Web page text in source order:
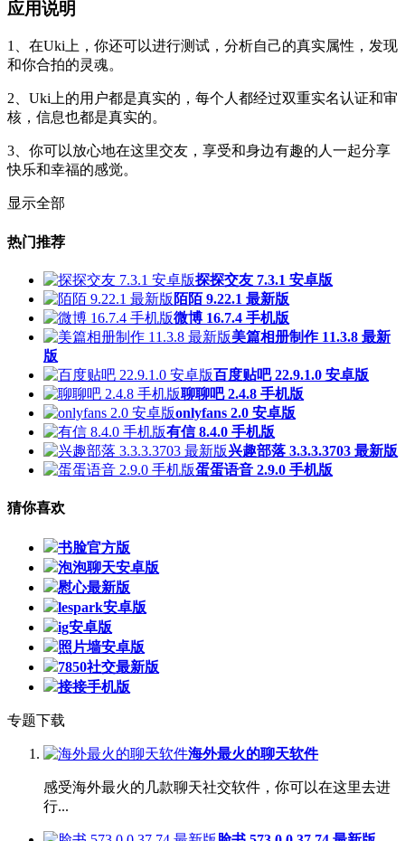
应用说明
1、在Uki上，你还可以进行测试，分析自己的真实属性，发现
和你合拍的灵魂。
2、Uki上的用户都是真实的，每个人都经过双重实名认证和审
核，信息也都是真实的。
3、你可以放心地在这里交友，享受和身边有趣的人一起分享
快乐和幸福的感觉。
显示全部
热门推荐
探探交友 7.3.1 安卓版
陌陌 9.22.1 最新版
微博 16.7.4 手机版
美篇相册制作 11.3.8 最新
版
百度贴吧 22.9.1.0 安卓版
聊聊吧 2.4.8 手机版
onlyfans 2.0 安卓版
有信 8.4.0 手机版
兴趣部落 3.3.3.3703 最新版
蛋蛋语音 2.9.0 手机版
猜你喜欢
书脸官方版
泡泡聊天安卓版
慰心最新版
lespark安卓版
ig安卓版
照片墙安卓版
7850社交最新版
接接手机版
专题下载
海外最火的聊天软件
感受海外最火的几款聊天社交软件，你可以在这里去进
行...